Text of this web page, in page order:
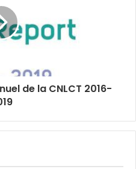
enfants et les
leur sentiment
et comment
sûrs tout en
utilisant
de la CNLCT 2016-